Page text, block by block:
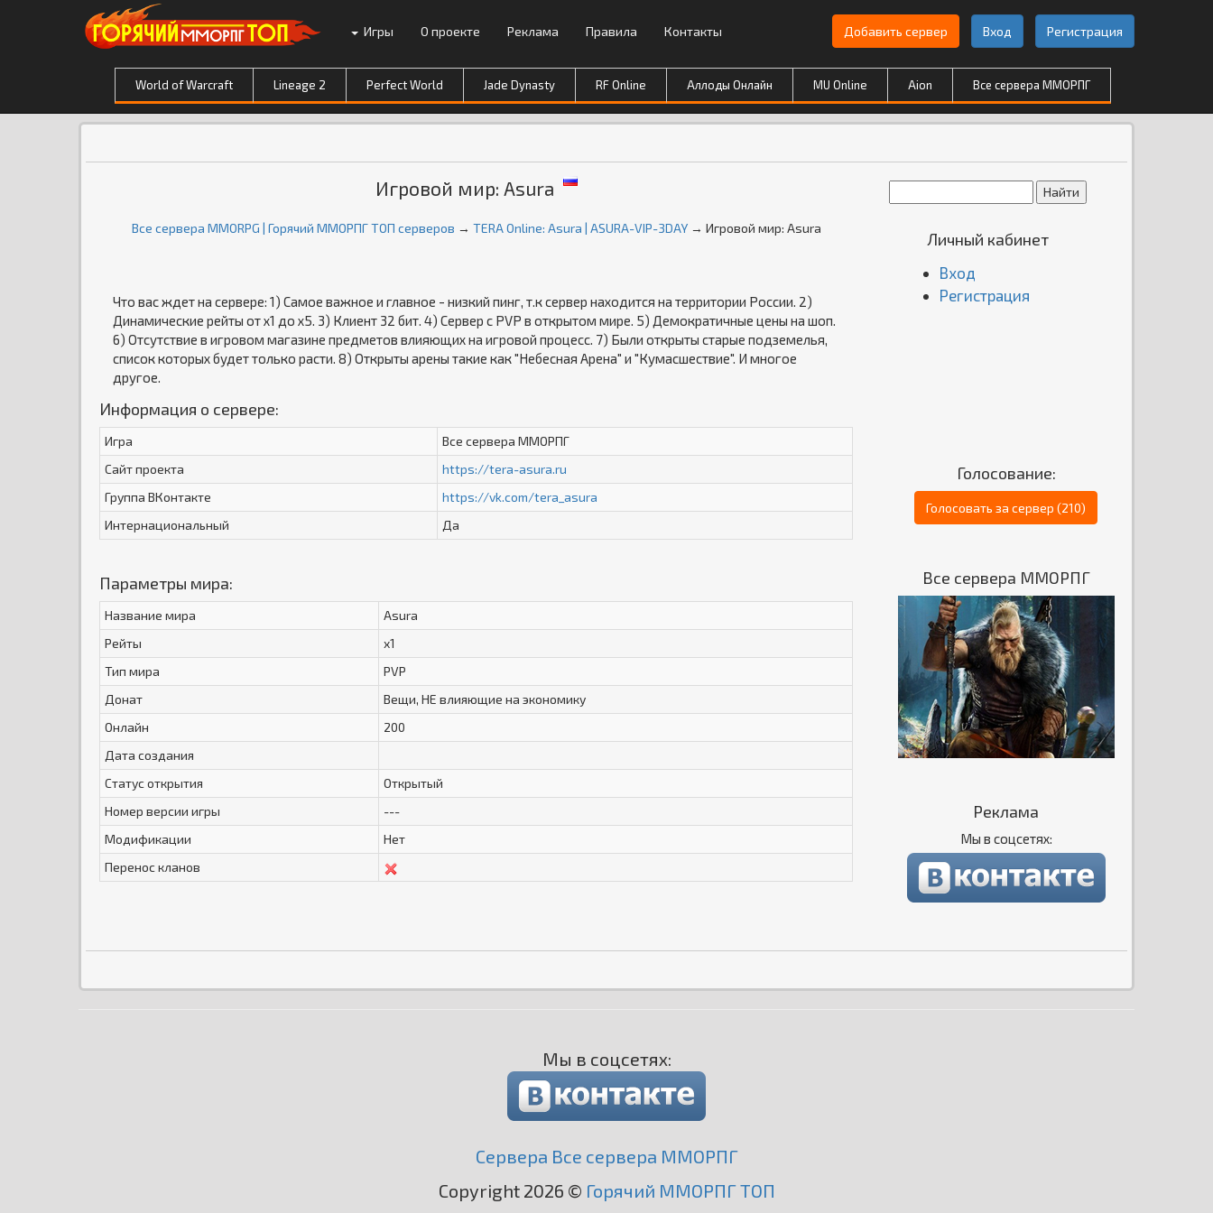
Игры О проекте Реклама Правила Контакты Добавить сервер Вход Регистрация
World of Warcraft Lineage 2 Perfect World Jade Dynasty RF Online Аллоды Онлайн MU Online Aion Все сервера ММОРПГ
Игровой мир: Asura
Все сервера MMORPG | Горячий ММОРПГ ТОП серверов → TERA Online: Asura | ASURA-VIP-3DAY → Игровой мир: Asura
Что вас ждет на сервере: 1) Самое важное и главное - низкий пинг, т.к сервер находится на территории России. 2)
Динамические рейты от х1 до х5. 3) Клиент 32 бит. 4) Сервер с PVP в открытом мире. 5) Демократичные цены на шоп.
6) Отсутствие в игровом магазине предметов влияющих на игровой процесс. 7) Были открыты старые подземелья,
список которых будет только расти. 8) Открыты арены такие как "Небесная Арена" и "Кумасшествие". И многое
другое.
Информация о сервере:
Игра
Все сервера ММОРПГ
Сайт проекта
https://tera-asura.ru
Группа ВКонтакте
https://vk.com/tera_asura
Интернациональный
Да
Параметры мира:
Название мира
Asura
Рейты
x1
Тип мира
PVP
Донат
Вещи, НЕ влияющие на экономику
Онлайн
200
Дата создания
Статус открытия
Открытый
Номер версии игры
---
Модификации
Нет
Перенос кланов
Личный кабинет
Вход
Регистрация
Голосование:
Голосовать за сервер (210)
Все сервера ММОРПГ
Реклама
Мы в соцсетях:
Мы в соцсетях:
Сервера Все сервера ММОРПГ
Copyright 2026 © Горячий ММОРПГ ТОП